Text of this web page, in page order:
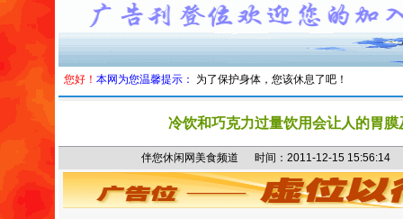
您好！ 本网为您温馨提示： 为了保护身体，您该休息了吧！
冷饮和巧克力过量饮用会让人的胃膜
伴您休闲网美食频道 时间：2011-12-15